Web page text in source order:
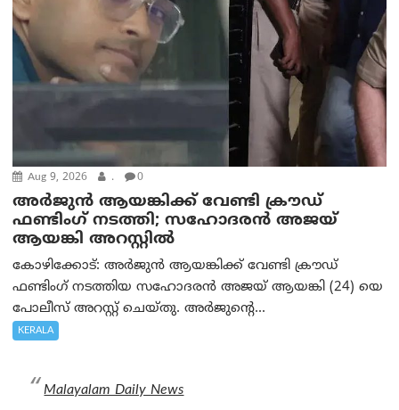
Aug 9, 2026 . 0
അർജുൻ ആയങ്കിക്ക് വേണ്ടി ക്രൗഡ്
ഫണ്ടിംഗ് നടത്തി; സഹോദരന്‍ അജയ്
ആയങ്കി അറസ്റ്റിൽ
കോഴിക്കോട്: അർജുൻ ആയങ്കിക്ക് വേണ്ടി ക്രൗഡ്
ഫണ്ടിംഗ് നടത്തിയ സഹോദരന്‍ അജയ് ആയങ്കി (24) യെ
പോലീസ് അറസ്റ്റ് ചെയ്തു. അർജുന്റെ...
KERALA
Malayalam Daily News